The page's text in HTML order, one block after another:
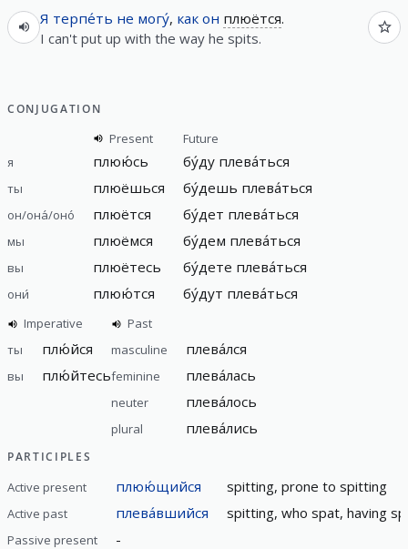
Я терпе́ть не могу́, как он плюётся.
I can't put up with the way he spits.
CONJUGATION
Present
Future
я
плюю́сь бу́ду плева́ться
ты плюёшься бу́дешь плева́ться
он/она́/оно́ плюётся бу́дет плева́ться
мы плюёмся бу́дем плева́ться
вы плюётесь бу́дете плева́ться
они́ плюю́тся бу́дут плева́ться
Imperative
ты
плю́йся
вы плю́йтесь
Past
masculine
плева́лся
feminine плева́лась
neuter плева́лось
plural плева́лись
PARTICIPLES
Active present плюю́щийся spitting, prone to spitting
Active past плева́вшийся spitting, who spat, having
Passive present -